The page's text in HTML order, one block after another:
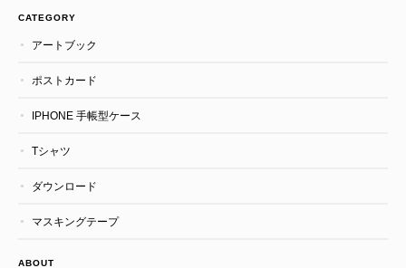
CATEGORY
アートブック
ポストカード
IPHONE 手帳型ケース
Tシャツ
ダウンロード
マスキングテープ
ABOUT